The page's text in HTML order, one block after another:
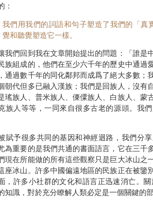
：
我們用我們的詞語和句子塑造了我們的「真
覺和聽覺塑造它一樣。
我們回到我在文章開始提出的問題：「誰是
族組成的，他們在至少六千年的歷史中通過
通過數千年的同化鄰邦而成爲了絕大多數；
朝代但多已融入漢族；我們是回族人，沒有
瑤族人、普米族人、傈僳族人、白族人、蒙
族人等等，一同來自很多古老的源頭。我
賦予很多共同的基因和神經迴路，我們分
為重要的是我們共通的書面語言，它在三千
現在所能做的所有這些觀察只是巨大冰山之
座冰山。許多中國偏遠地區的民族正在被鑒
，許多小社群的文化和語言正迅速消亡。
知識，對於充分瞭解人類必定是一個關鍵的